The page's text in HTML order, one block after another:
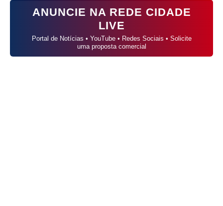
ANUNCIE NA REDE CIDADE
LIVE
Portal de Notícias • YouTube • Redes Sociais • Solicite
uma proposta comercial